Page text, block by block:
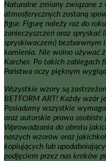
Naturalne zmiany związane
atmosferycznych zostaną
figur. Figurę należy raz do
zanieczyszczeń oraz spryskać
spryskiwaczem) bezbarwnym
kamienia. Nie wolno używać
Karcher. Po takich zabiegach
Państwa oczy pięknym
Wszystkie wzory są
BETFORM ART! Każdy wzór
Posiadamy wszystkie
oraz autorskie prawa osobiste
Wprowadzania do obrotu
naszych wzorów oraz
kopiujących lub
podjęciem przez nas kroków